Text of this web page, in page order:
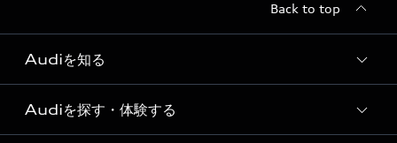
Back to top
Audiを知る
Audi ブランド
Audiを探す・体験する